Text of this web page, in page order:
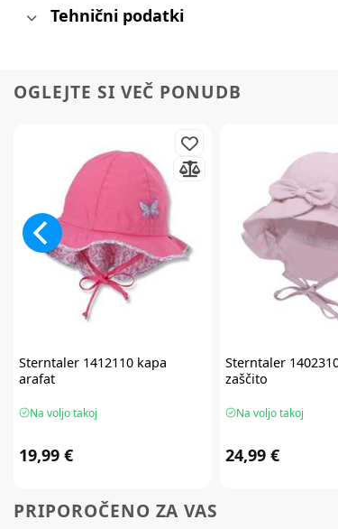
Tehnični podatki
OGLEJTE SI VEČ PONUDB
Sterntaler1412110 kapa
arafat
Na voljo takoj
19,99 €
Sterntaler
zaščito
Na voljo takoj
24,99 €
PRIPOROČENO ZA VAS